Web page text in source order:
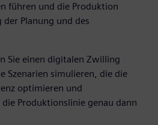
führen und die Produktion
Planung und des
Sie einen digitalen Zwilling
Szenarien simulieren, die die
optimieren und
Produktionslinie genau dann